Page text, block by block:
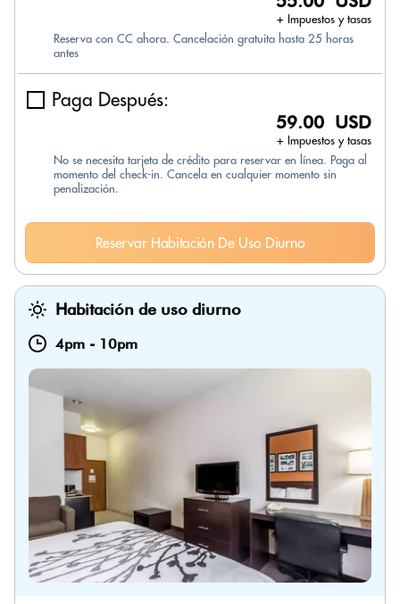
+ Impuestos y tasas
Reserva con CC ahora. Cancelación gratuita hasta 25 horas
antes
Paga Después:
59.00 USD
+ Impuestos y tasas
No se necesita tarjeta de crédito para reservar en línea. Paga al
momento del check-in. Cancela en cualquier momento sin
penalización.
Reservar Habitación De Uso Diurno
Habitación de uso diurno
4pm - 10pm